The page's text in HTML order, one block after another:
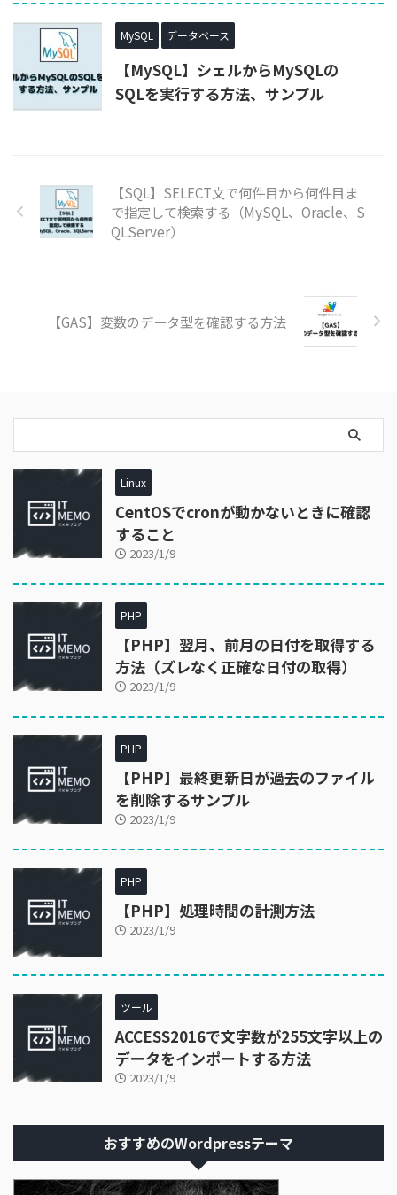
MySQL データベース
【MySQL】シェルからMySQLの
SQLを実行する方法、サンプル
【SQL】SELECT文で何件目から何件目ま
で指定して検索する（MySQL、Oracle、S
QLServer）
【GAS】変数のデータ型を確認する方法
Linux
CentOSでcronが動かないときに確認
すること
2023/1/9
PHP
【PHP】翌月、前月の日付を取得する
方法（ズレなく正確な日付の取得）
2023/1/9
PHP
【PHP】最終更新日が過去のファイル
を削除するサンプル
2023/1/9
PHP
【PHP】処理時間の計測方法
2023/1/9
ツール
ACCESS2016で文字数が255文字以上の
データをインポートする方法
2023/1/9
おすすめのWordpressテーマ